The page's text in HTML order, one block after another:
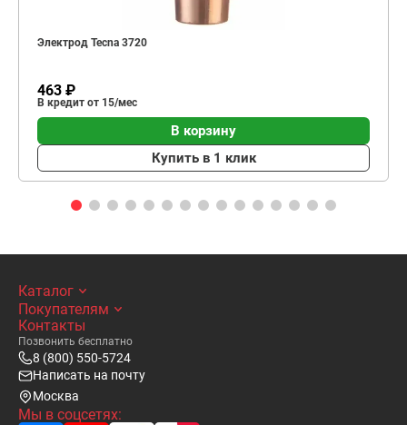
Электрод Tecna 3720
463 ₽
В кредит от 15/мес
В корзину
Купить в 1 клик
Каталог
Покупателям
Контакты
Позвонить бесплатно
8 (800) 550-5724
Написать на почту
Москва
Мы в соцсетях: